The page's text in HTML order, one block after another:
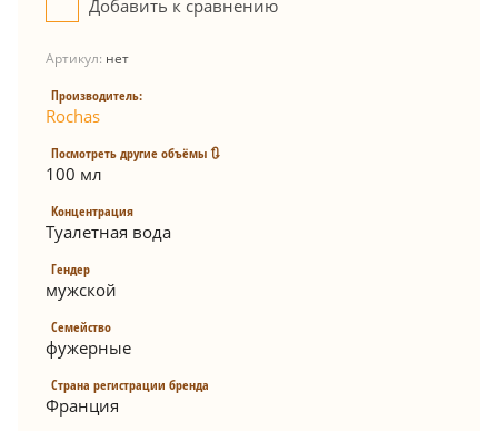
Добавить к сравнению
Артикул: нет
Производитель:
Rochas
Посмотреть другие объёмы 🔃
100 мл
Концентрация
Туалетная вода
Гендер
мужской
Семейство
фужерные
Страна регистрации бренда
Франция